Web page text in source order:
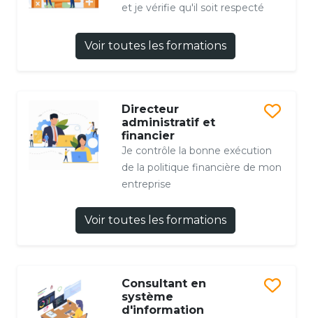
et je vérifie qu'il soit respecté
Voir toutes les formations
Directeur
administratif et
financier
Je contrôle la bonne exécution
de la politique financière de mon
entreprise
Voir toutes les formations
Consultant en
système
d'information